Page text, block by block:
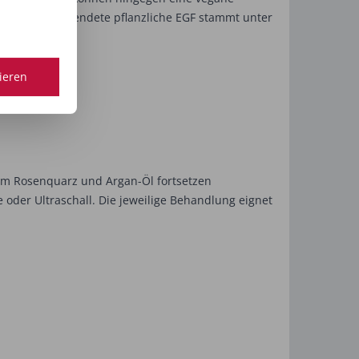
Das verwendete pflanzliche EGF stammt unter
Rosenquarz und Argan-Öl fortsetzen
Ultraschall. Die jeweilige Behandlung eignet